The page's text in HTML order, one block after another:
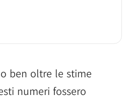
ben oltre le stime
numeri fossero